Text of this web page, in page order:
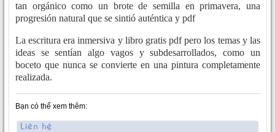
tan orgánico como un brote de semilla en primavera, una
progresión natural que se sintió auténtica y pdf
La escritura era inmersiva y libro gratis pdf pero los temas y las
ideas se sentían algo vagos y subdesarrollados, como un
boceto que nunca se convierte en una pintura completamente
realizada.
Bạn có thể xem thêm: